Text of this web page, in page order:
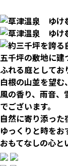
五千坪の敷地に建
ふれる庭としてお
白根の山並を望む
風の香り、雨音、
でございます。
自然に寄り添った
ゆっくりと時を
おもてなしの心と